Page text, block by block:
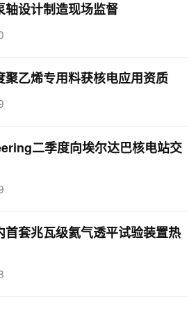
轴设计制造现场监督
聚乙烯专用料获核电应用资质
二季度向埃尔达巴核电站交
首套兆瓦级氦气透平试验装置热